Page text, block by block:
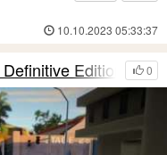
10.10.2023 05:33:37
0
Edition